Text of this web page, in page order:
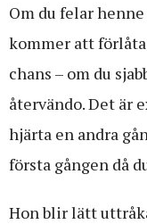
Om du felar
kommer att
chans – om du
återvändo. Det är
hjärta en andra
första gången då
Hon blir lätt